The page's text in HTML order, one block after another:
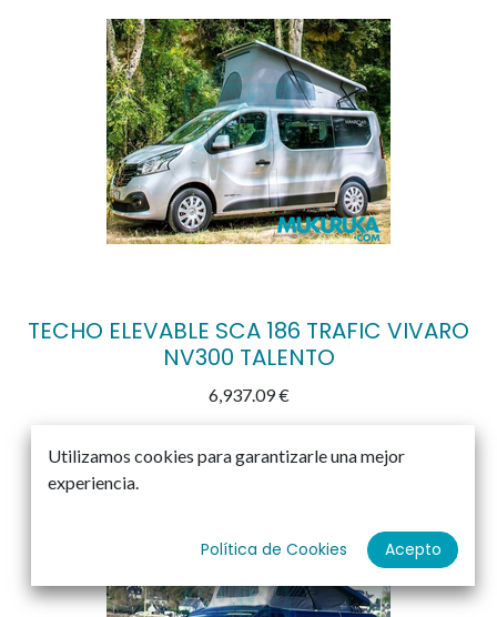
TECHO ELEVABLE SCA 186 TRAFIC VIVARO
NV300 TALENTO
6,937.09€
Utilizamos cookies para garantizarle una mejor
experiencia.
Política de Cookies Acepto